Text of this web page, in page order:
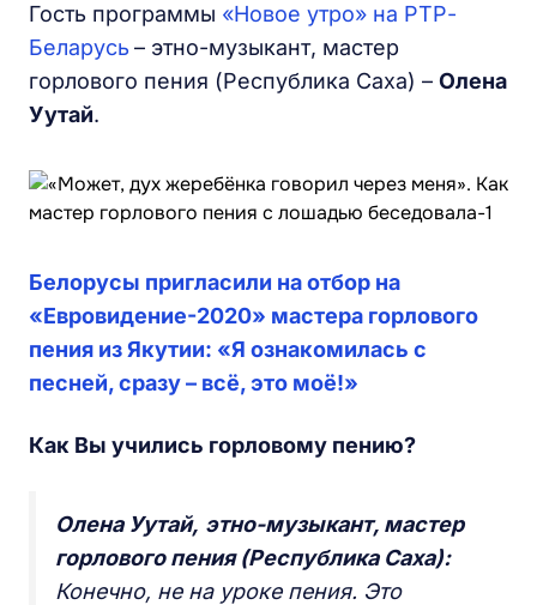
Гость программы «Новое утро» на РТР-
Беларусь – этно-музыкант, мастер
горлового пения (Республика Саха) – Олена
Уутай.
Белорусы пригласили на отбор на
«Евровидение-2020» мастера горлового
пения из Якутии: «Я ознакомилась с
песней, сразу – всё, это моё!»
Как Вы учились горловому пению?
Олена Уутай, этно-музыкант, мастер
горлового пения (Республика Саха):
Конечно, не на уроке пения. Это